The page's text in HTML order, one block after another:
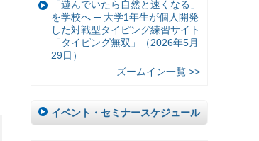
「遊んでいたら自然と速くなる」
を学校へ ─ 大学1年生が個人開発
した対戦型タイピング練習サイト
「タイピング無双」（2026年5月
29日）
ズームイン一覧 >>
イベント・セミナースケジュール